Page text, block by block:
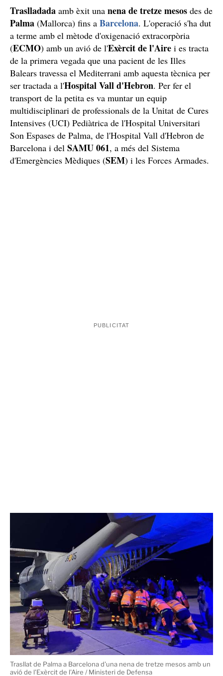
Traslladada amb èxit una nena de tretze mesos des de
Palma (Mallorca) fins a Barcelona. L'operació s'ha dut
a terme amb el mètode d'oxigenació extracorpòria
(ECMO) amb un avió de l'Exèrcit de l'Aire i es tracta
de la primera vegada que una pacient de les Illes
Balears travessa el Mediterrani amb aquesta tècnica per
ser tractada a l'Hospital Vall d'Hebron. Per fer el
transport de la petita es va muntar un equip
multidisciplinari de professionals de la Unitat de Cures
Intensives (UCI) Pediàtrica de l'Hospital Universitari
Son Espases de Palma, de l'Hospital Vall d'Hebron de
Barcelona i del SAMU 061, a més del Sistema
d'Emergències Mèdiques (SEM) i les Forces Armades.
Trasllat de Palma a Barcelona d'una nena de tretze mesos amb un
avió de l'Exèrcit de l'Aire / Ministeri de Defensa